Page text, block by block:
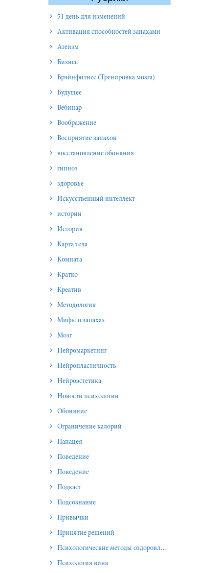
51 день для изменений
Активация способностей запахами
Атеизм
Бизнес
Брэйнфитнес (Тренировка мозга)
Будущее
Вебинар
Воображение
Восприятие запахов
восстановление обоняния
гипноз
здоровье
Искусственный интеллект
истории
История
Карта тела
Комната
Кратко
Креатив
Методология
Мифы о запахах
Мозг
Нейромаркетинг
Нейропластичность
Нейроэстетика
Новости психологии
Обоняние
Ограничение калорий
Панацея
Поведение
Поведение
Подкаст
Подсознание
Привычки
Принятие решений
Психологические методы оздоровления и омоложения
Психология вина